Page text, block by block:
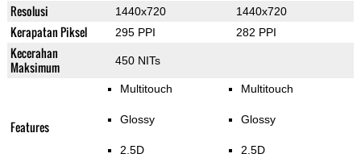
Resolusi 1440x720 1440x720
Kerapatan Piksel 295 PPI 282 PPI
Kecerahan
Maksimum
450 NITs
Features
Multitouch
Glossy
2.5D
Multitouch
Glossy
2.5D